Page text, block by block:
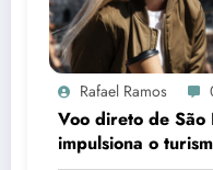
Rafael Ramos
Voo direto de São
impulsiona o